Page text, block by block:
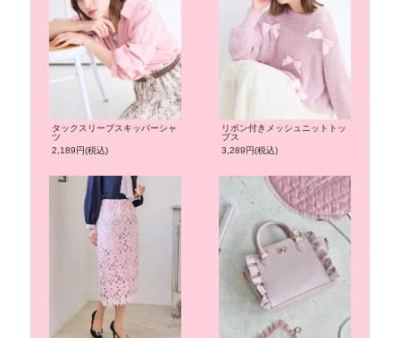
タックスリーブスキッパーシャ
ツ
2,189円(税込)
リボン付きメッシュニットトッ
プス
3,289円(税込)